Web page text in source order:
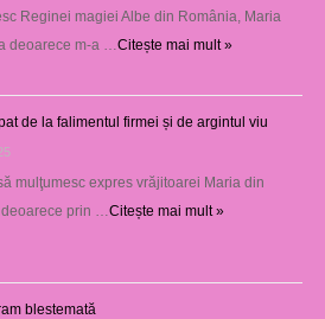
Reginei magiei Albe din România, Maria
deoarece m-a … Citește mai mult »
de la falimentul firmei și de argintul viu
mulţumesc expres vrăjitoarei Maria din
prin … Citește mai mult »
blestemată